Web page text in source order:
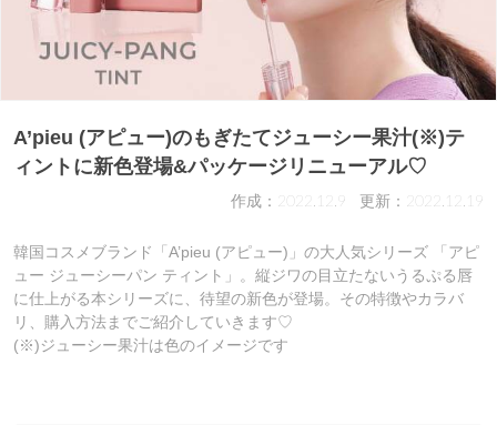
A’pieu (アピュー)のもぎたてジューシー果汁(※)テ
ィントに新色登場&パッケージリニューアル♡
作成：2022.12.9 更新：2022.12.19
韓国コスメブランド「A’pieu (アピュー)」の大人気シリーズ 「アピ
ュー ジューシーパン ティント」。縦ジワの目立たないうるぷる唇
に仕上がる本シリーズに、待望の新色が登場。その特徴やカラバ
リ、購入方法までご紹介していきます♡
(※)ジューシー果汁は色のイメージです